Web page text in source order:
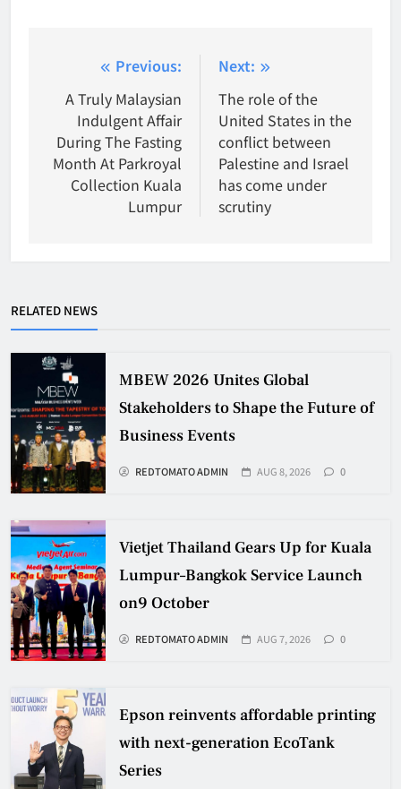
navigation
Previous:
A Truly Malaysian
Indulgent Affair
During The Fasting
Month At Parkroyal
Collection Kuala
Lumpur
Next:
The role of the
United States in the
conflict between
Palestine and Israel
has come under
scrutiny
RELATED NEWS
MBEW 2026 Unites Global
Stakeholders to Shape the Future of
Business Events
REDTOMATO ADMIN AUG 8, 2026 0
Vietjet Thailand Gears Up for Kuala
Lumpur–Bangkok Service Launch
on9 October
REDTOMATO ADMIN AUG 7, 2026 0
Epson reinvents affordable printing
with next-generation EcoTank
Series